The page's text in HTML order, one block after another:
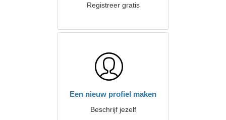
Registreer gratis
Een nieuw profiel maken
Beschrijf jezelf